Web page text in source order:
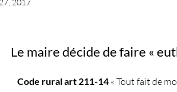
2017
Le maire décide de faire «
Code rural art 211-14 « Tout fait de